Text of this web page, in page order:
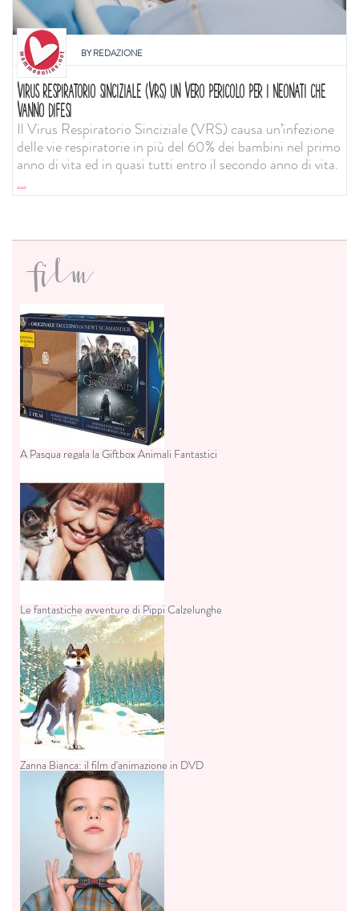
BYREDAZIONE
VIRUS RESPIRATORIO SINCIZIALE (VRS) UN VERO PERICOLO PER I NEONATI CHE
VANNO DIFESI
Il Virus Respiratorio Sinciziale (VRS) causa un’infezione
delle vie respiratorie in più del 60% dei bambini nel primo
anno di vita ed in quasi tutti entro il secondo anno di vita.
...
film
A Pasqua regala la Giftbox Animali Fantastici
Le fantastiche avventure di Pippi Calzelunghe
Zanna Bianca: il film d'animazione in DVD